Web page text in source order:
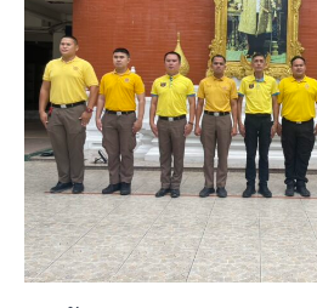
ตุลาคม
2568
เวลา
ตำรวจ
จิต
อาสา
สน.ลำ
ผักชี
เข้า
ร่วม